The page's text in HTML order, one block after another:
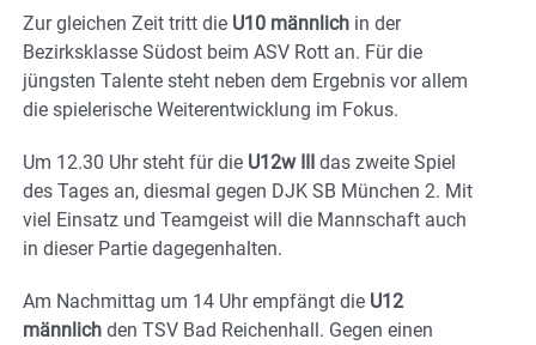
Zur gleichen Zeit tritt die U10 männlich in der
Bezirksklasse Südost beim ASV Rott an. Für die
jüngsten Talente steht neben dem Ergebnis vor allem
die spielerische Weiterentwicklung im Fokus.
Um 12.30 Uhr steht für die U12w III das zweite Spiel
des Tages an, diesmal gegen DJK SB München 2. Mit
viel Einsatz und Teamgeist will die Mannschaft auch
in dieser Partie dagegenhalten.
Am Nachmittag um 14 Uhr empfängt die U12
männlich den TSV Bad Reichenhall. Gegen einen